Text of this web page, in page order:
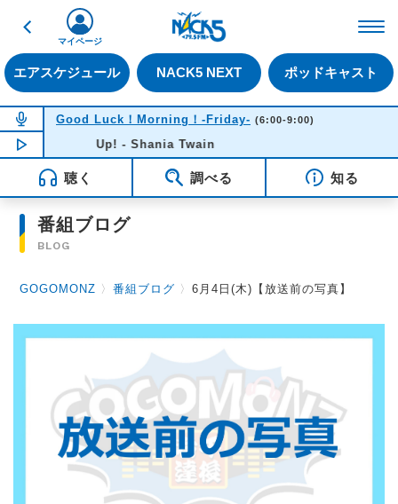
戻る
エアスケジュール NACK5 NEXT ポッドキャスト
マイページ
NOW ON AIR
Good Luck！Morning！-Friday- (6:00-9:00)
NOW PLAYING07:13
Up! - Shania Twain
聴く 調べる 知る
番組ブログ
BLOG
GOGOMONZ 〉番組ブログ 〉6月4日(木)【放送前の写真】